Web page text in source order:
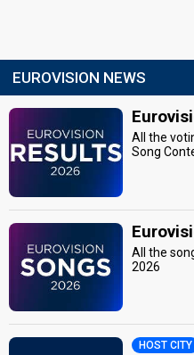
EUROVISION NEWS
All the
Song
All the
2026
HOST CITY